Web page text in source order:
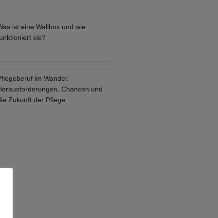
ist eine Wallbox und wie
sie?
im Wandel:
Chancen und
Zukunft der Pflege